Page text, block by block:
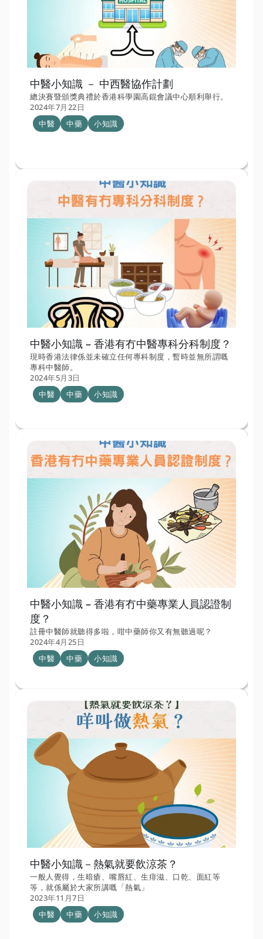
中醫小知識 － 中西醫協作計劃
總決賽暨頒獎典禮於香港科學園高錕會議中心順利舉行。
2024年7月22日
中醫
中藥 小知識
中醫小知識 – 香港有冇中醫專科分科制度？
現時香港法律係並未確立任何專科制度，暫時並無所謂嘅
專科中醫師。
2024年5月3日
中醫
中藥 小知識
中醫小知識 – 香港有冇中藥專業人員認證制
度？
註冊中醫師就聽得多啦，咁中藥師你又有無聽過呢？
2024年4月25日
中醫
中藥 小知識
中醫小知識－熱氣就要飲涼茶？
一般人覺得，生暗瘡、嘴唇紅、生痱滋、口乾、面紅等
等，就係屬於大家所講嘅「熱氣」
2023年11月7日
中醫
中藥 小知識